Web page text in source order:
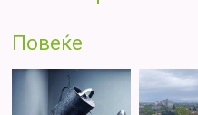
Повеќе